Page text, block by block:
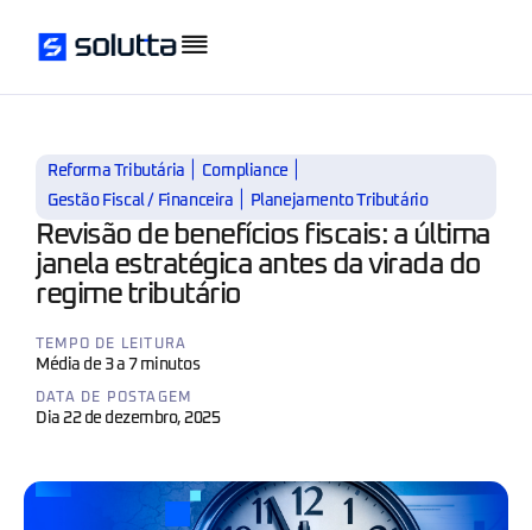
Reforma Tributária Compliance
Gestão Fiscal / Financeira Planejamento Tributário
Revisão de benefícios fiscais: a última
janela estratégica antes da virada do
regime tributário
TEMPO DE LEITURA
Média de 3 a 7 minutos
DATA DE POSTAGEM
Dia 22 de dezembro, 2025